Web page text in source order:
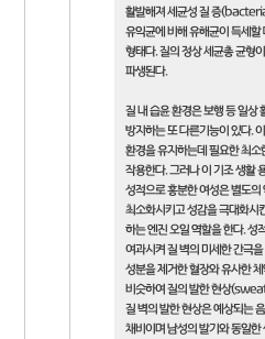
활발해져 세균성 질 증
유익균에 비해 유해균이 득세할
형태다. 질의 정상 세균총 균형
파생된다.
질 내 습윤 환경은 보행 등 일상
방지하는 또 다른기능이 있다.
환경을 유지하는데 필요한 최소
작용한다. 그러나 이 기조 생활
성적으로 흥분한 여성은 별도
최소화시키고 성감을 극대화시
하는 엔진 오일 역할을 한다. 성
여과시켜 질 벽의 미세한 간극
성분을 제거한 혈장와 유사한
비슷하여 질의 발한 현상
질 벽의 발한 현상은 예상되는
채비이며 남성의 발기와 동일한